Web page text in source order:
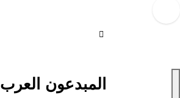
المبدعون العرب